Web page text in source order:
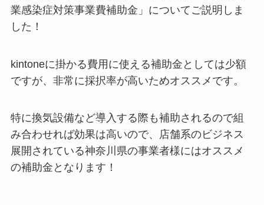
業感染症対策事業費補助金」についてご説明しま
した！
kintoneに掛かる費用に使える補助金としては少額
ですが、非常に採択率が高いためオススメです。
特に換気設備など導入する際も補助されるので組
み合わせれば効果は高いので、店舗系のビジネス
展開されている神奈川県の事業者様にはオススメ
の補助金となります！